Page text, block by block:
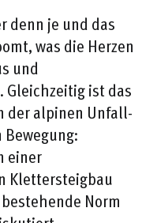
denn je und das
was die Herzen
und
ist das
der alpinen Unfall-
einer
Klettersteigbau
Norm